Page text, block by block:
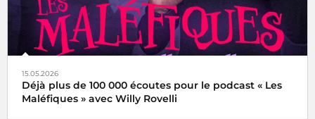
15.05.2026
Déjà plus de 100 000 écoutes pour le podcast « Les
Maléfiques » avec Willy Rovelli